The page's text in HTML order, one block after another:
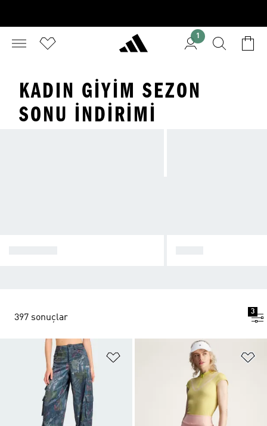
1
KADIN GIYIM SEZON
SONU İNDIRIMI
397 sonuçlar
3
Favori Listesine Ekle